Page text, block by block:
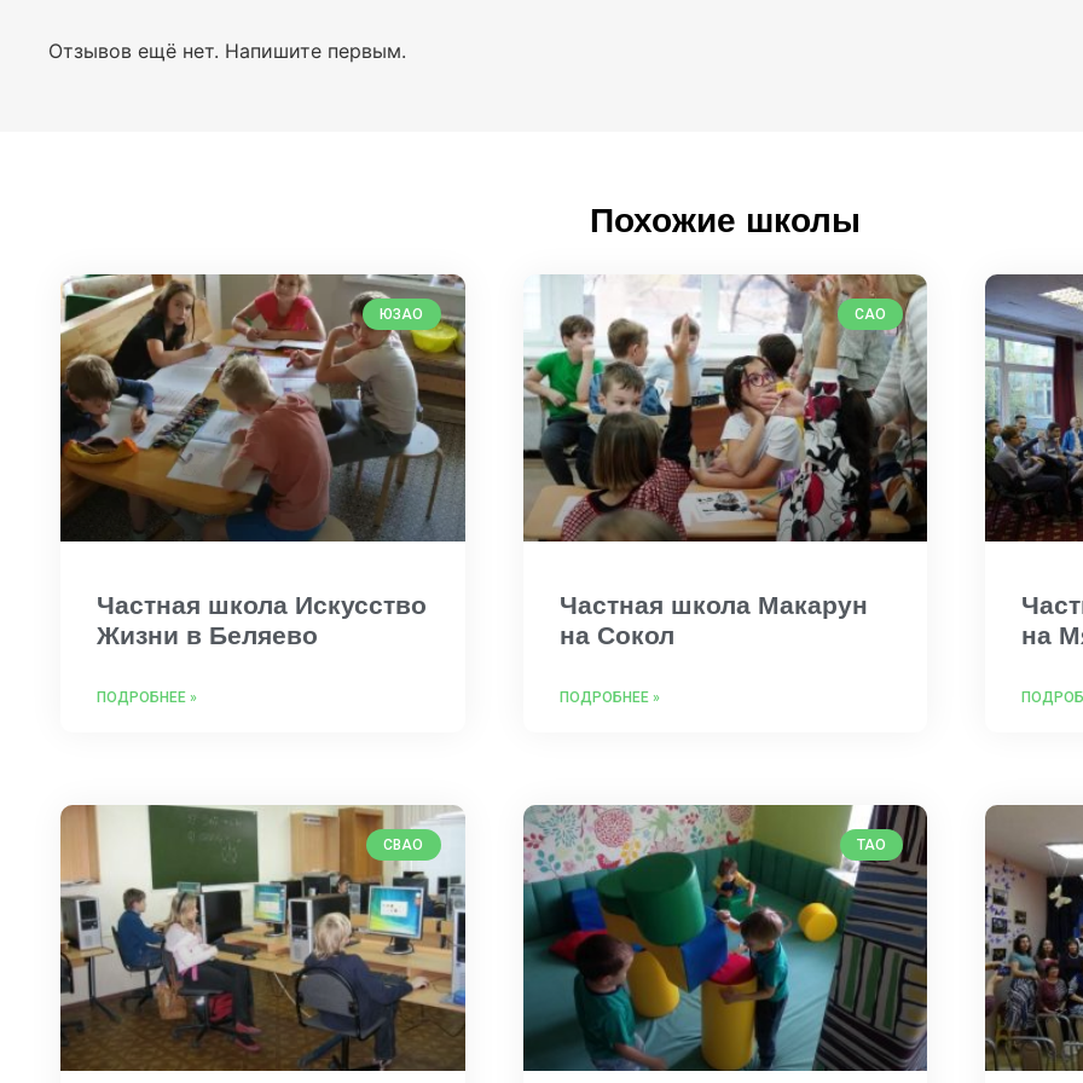
Отзывов ещё нет. Напишите первым.
Похожие школы
ЮЗАО
Частная школа Искусство
Жизни в Беляево
ПОДРОБНЕЕ »
САО
Частная школа Макарун
на Сокол
ПОДРОБНЕЕ »
на
СВАО ТАО